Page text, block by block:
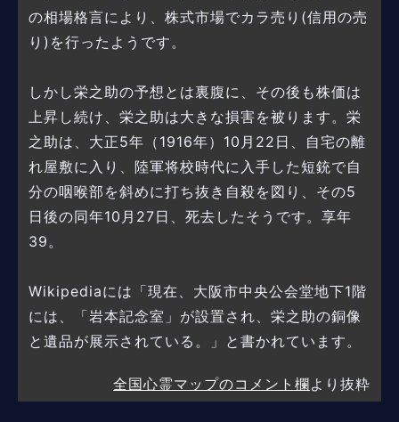
の相場格言により、株式市場でカラ売り(信用の売
り)を行ったようです。
しかし栄之助の予想とは裏腹に、その後も株価は
上昇し続け、栄之助は大きな損害を被ります。栄
之助は、大正5年（1916年）10月22日、自宅の離
れ屋敷に入り、陸軍将校時代に入手した短銃で自
分の咽喉部を斜めに打ち抜き自殺を図り、その5
日後の同年10月27日、死去したそうです。享年
39。
Wikipediaには「現在、大阪市中央公会堂地下1階
には、「岩本記念室」が設置され、栄之助の銅像
と遺品が展示されている。」と書かれています。
全国心霊マップのコメント欄より抜粋